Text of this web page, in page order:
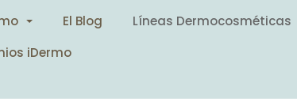
El Blog Líneas Dermocosméticas
iDermo